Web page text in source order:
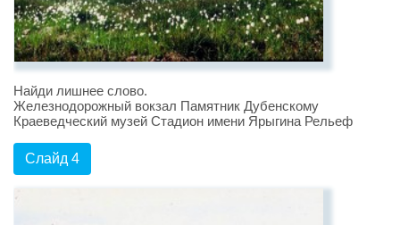
Найди лишнее слово.
Железнодорожный вокзал Памятник Дубенскому
Краеведческий музей Стадион имени Ярыгина Рельеф
Слайд 4